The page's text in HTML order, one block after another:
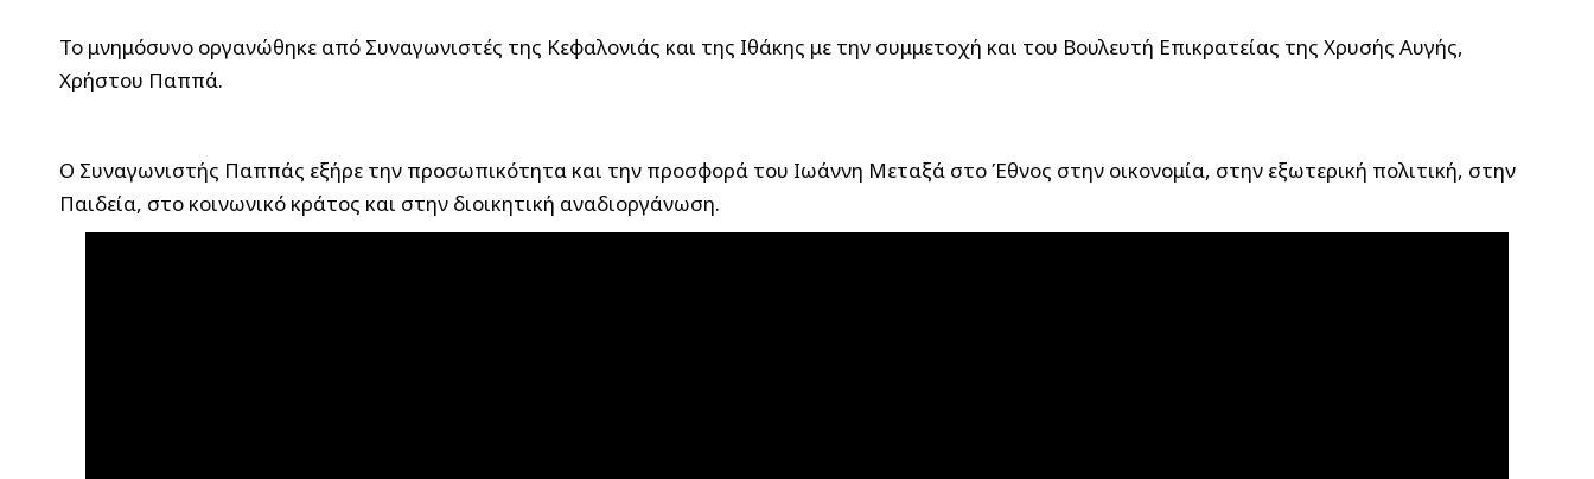
Το μνημόσυνο οργανώθηκε από Συναγωνιστές της Κεφαλονιάς και της Ιθάκης με την συμμετοχή και του Βουλευτή Επικρατείας της Χρυσής Αυγής,
Χρήστου Παππά.
Ο Συναγωνιστής Παππάς εξήρε την προσωπικότητα και την προσφορά του Ιωάννη Μεταξά στο Έθνος στην οικονομία, στην εξωτερική πολιτική, στην
Παιδεία, στο κοινωνικό κράτος και στην διοικητική αναδιοργάνωση.